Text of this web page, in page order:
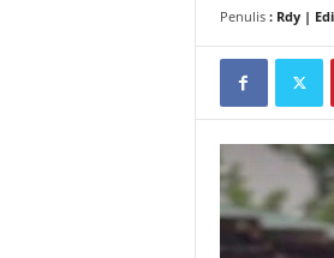
Penulis : Rdy |